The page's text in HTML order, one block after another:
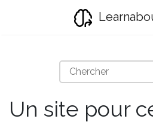
Un site pour